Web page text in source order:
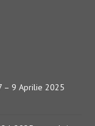
– 9 Aprilie 2025